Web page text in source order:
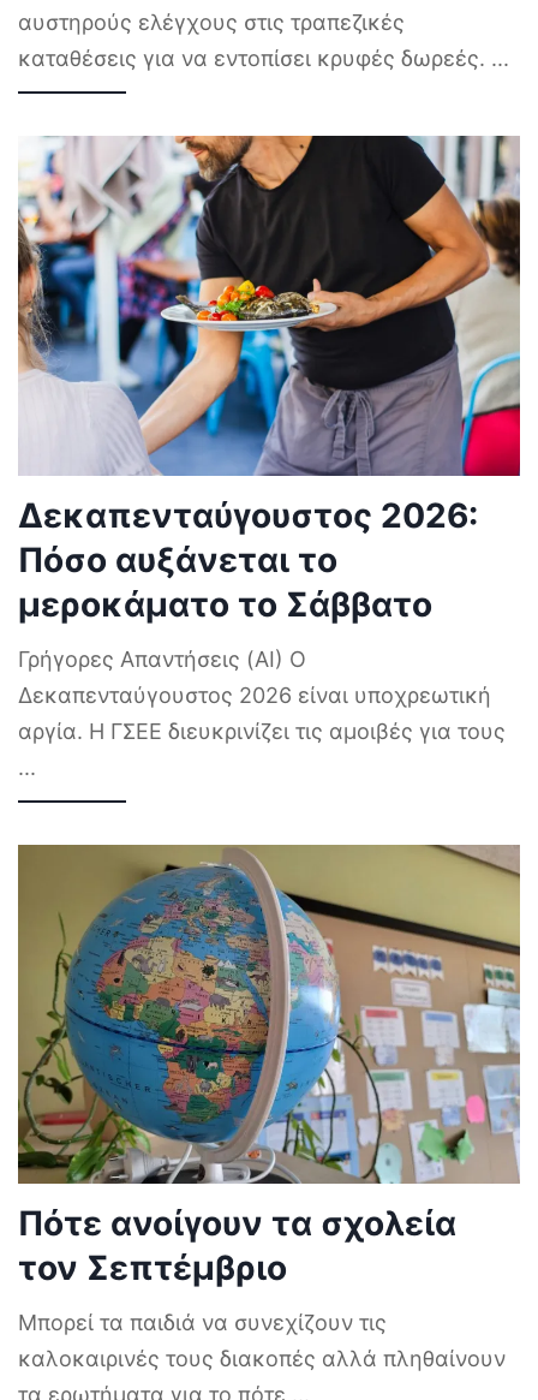
αυστηρούς ελέγχους στις τραπεζικές
καταθέσεις για να εντοπίσει κρυφές δωρεές. ...
Δεκαπενταύγουστος 2026:
Πόσο αυξάνεται το
μεροκάματο το Σάββατο
Γρήγορες Απαντήσεις (AI) Ο
Δεκαπενταύγουστος 2026 είναι υποχρεωτική
αργία. Η ΓΣΕΕ διευκρινίζει τις αμοιβές για τους
...
Πότε ανοίγουν τα σχολεία
τον Σεπτέμβριο
Μπορεί τα παιδιά να συνεχίζουν τις
καλοκαιρινές τους διακοπές αλλά πληθαίνουν
τα ερωτήματα για το πότε ...